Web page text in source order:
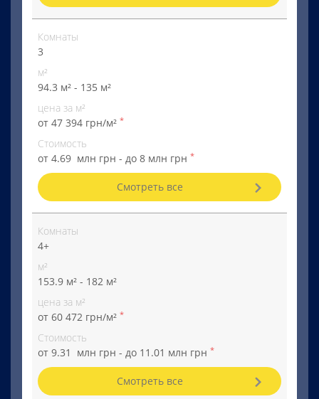
Комнаты
3
м²
94.3 м² - 135 м²
цена за м²
от 47 394 грн/м² *
Стоимость
от 4.69 млн грн - до 8 млн грн *
Смотреть все
Комнаты
4+
м²
153.9 м² - 182 м²
цена за м²
от 60 472 грн/м² *
Стоимость
от 9.31 млн грн - до 11.01 млн грн *
Смотреть все